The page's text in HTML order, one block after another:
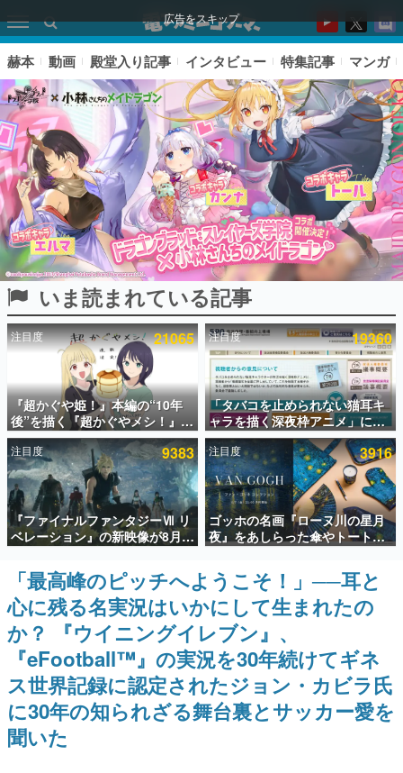
広告をスキップ
ピックアップ
電ファミのいま読まれている記事ランキング
アプリセール情報
インタビュー
連載・特集一覧
殿堂入り記事
SNS拡散数が数千以上！ ページビュー数万以上！ などな
ど。多くの人々に読まれた、電ファミ渾身の“殿堂入り”記
事をまとめました。
ゲームの企画書
名作ゲームクリエイターの方々に製作時のエピソードをお
聞きし、ヒットする企画（ゲーム）とは何か？を探ってい
きます。
赫本
この物語を解いてはいけない。『赫本』は、〈試験問題〉
の形をした短編ホラー小説集です。
新世代に訊く
赫本 動画 殿堂入り記事 インタビュー 特集記事 マンガ
いま読まれている記事
注目度 21065
『超かぐや姫！』本編の“10年
後”を描く『超かぐやメシ！』
Web連載決定。新たなWebマン
ガレーベル「ビビビコミック」
にて特別話が掲載スタート、あ
のお話には…まだ続きがある！
注目度 19360
「タバコを止められない猫耳キ
ャラを描く深夜枠アニメ」に視
聴者の一部から批判意見。違法
薬物の使用と思しき描写も含め
て、BPOが議論を交わす
注目度 9383
『ファイナルファンタジーⅦ リ
ベレーション』の新映像が8月
26日早朝に公開へ。『FF7』リ
メイクシリーズの完結編、
「gamescom」のオープニング
ナイトライブにてディレクター
の浜口直樹氏が登壇する予定
注目度 3916
ゴッホの名画『ローヌ川の星月
夜』をあしらった傘やトートバ
ッグなどが登場。8月7日21時よ
り2日間限定で予約販売
「最高峰のピッチへようこそ！」──耳と
心に残る名実況はいかにして生まれたの
か？ 『ウイニングイレブン』、
『eFootball™︎』の実況を30年続けてギネ
ス世界記録に認定されたジョン・カビラ氏
に30年の知られざる舞台裏とサッカー愛を
聞いた